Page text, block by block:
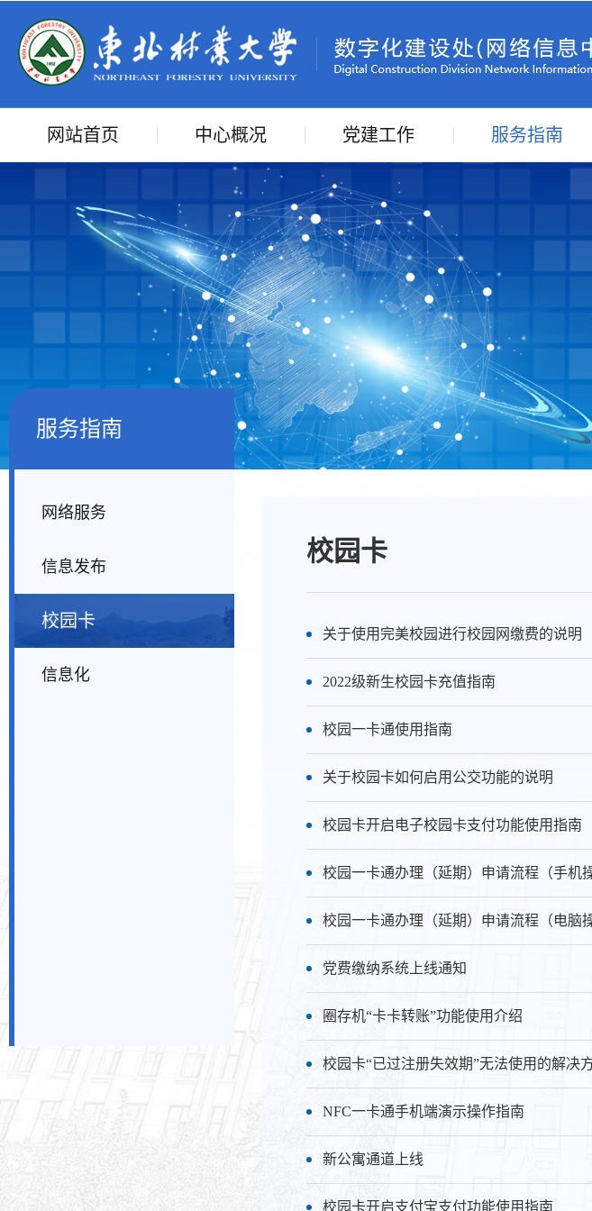
网站首页 中心概况 党建工作 服务指南
服务指南
网络服务
信息发布
校园卡
信息化
校园卡
关于使用完美校园进行校园网缴费的说明
2022级新生校园卡充值指南
校园一卡通使用指南
关于校园卡如何启用公交功能的说明
校园卡开启电子校园卡支付功能使用指南
校园一卡通办理（延期）申请流程（手机
校园一卡通办理（延期）申请流程（电脑
党费缴纳系统上线通知
圈存机“卡卡转账”功能使用介绍
校园卡“已过注册失效期”无法使用的解决
NFC一卡通手机端演示操作指南
新公寓通道上线
校园卡开启支付宝支付功能使用指南